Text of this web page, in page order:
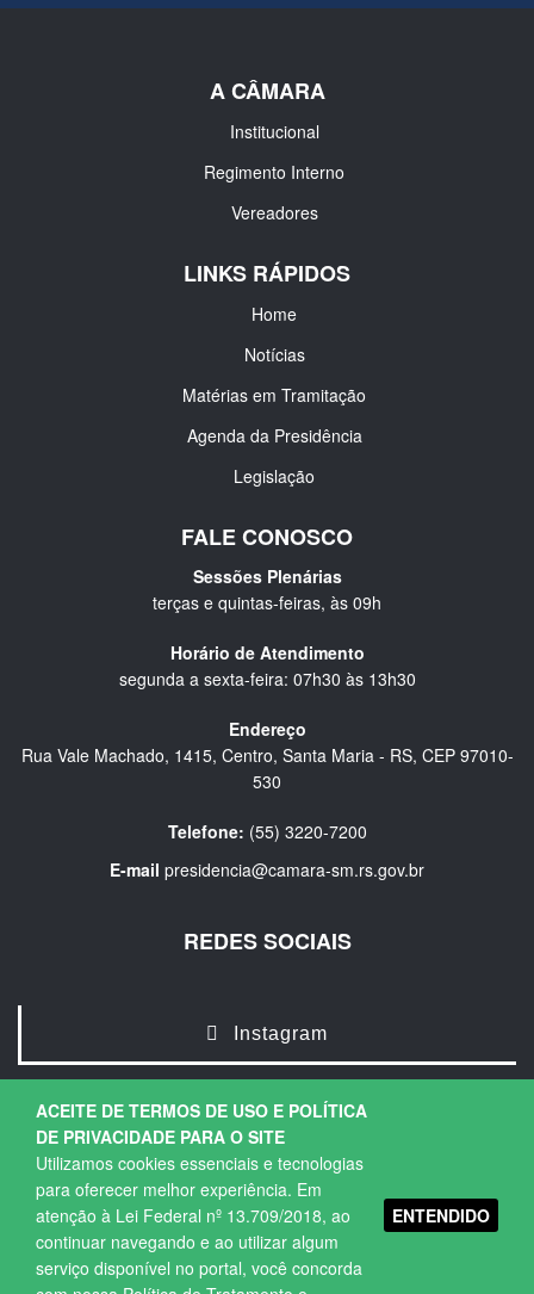
ACEITE DE TERMOS DE USO E POLÍTICA
DE PRIVACIDADE PARA O SITE
Utilizamos cookies essenciais e tecnologias
para oferecer melhor experiência. Em
atenção à Lei Federal nº 13.709/2018, ao
continuar navegando e ao utilizar algum
serviço disponível no portal, você concorda
ENTENDIDO
A CÂMARA
Institucional
Regimento Interno
Vereadores
LINKS RÁPIDOS
Home
Notícias
Matérias em Tramitação
Agenda da Presidência
Legislação
FALE CONOSCO
Sessões Plenárias
terças e quintas-feiras, às 09h
Horário de Atendimento
segunda a sexta-feira: 07h30 às 13h30
Endereço
Rua Vale Machado, 1415, Centro, Santa Maria - RS, CEP 97010-
530
Telefone: (55) 3220-7200
E-mail presidencia@camara-sm.rs.gov.br
REDES SOCIAIS
Instagram
Copyright © 2026. Todos os direitos Reservados.
Política de Privacidade |Termos de Uso